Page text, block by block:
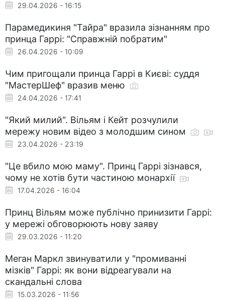
29.04.2026 - 16:15
Парамедикиня "Тайра" вразила зізнанням про
принца Гаррі: "Справжній побратим"
26.04.2026 - 10:09
Чим пригощали принца Гаррі в Києві: суддя
"МастерШеф" вразив меню
24.04.2026 - 17:41
"Який милий". Вільям і Кейт розчулили
мережу новим відео з молодшим сином
23.04.2026 - 23:19
"Це вбило мою маму". Принц Гаррі зізнався,
чому не хотів бути частиною монархії
17.04.2026 - 16:04
Принц Вільям може публічно принизити Гаррі:
у мережі обговорюють нову заяву
29.03.2026 - 11:20
Меган Маркл звинуватили у "промиванні
мізків" Гаррі: як вони відреагували на
скандальні слова
15.03.2026 - 11:56